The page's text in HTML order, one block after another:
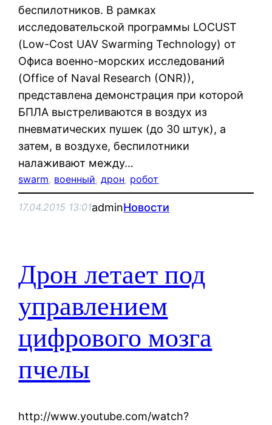
беспилотников. В рамках
исследовательской программы LOCUST
(Low-Cost UAV Swarming Technology) от
Офиса военно-морских исследований
(Office of Naval Research (ONR)),
представлена демонстрация при которой
БПЛА выстреливаются в воздух из
пневматических пушек (до 30 штук), а
затем, в воздухе, беспилотники
налаживают между…
swarm, военный, дрон, робот
17.04.2015 13:01adminНовости
Дрон летает под
управлением
цифрового мозга
пчелы
http://www.youtube.com/watch?